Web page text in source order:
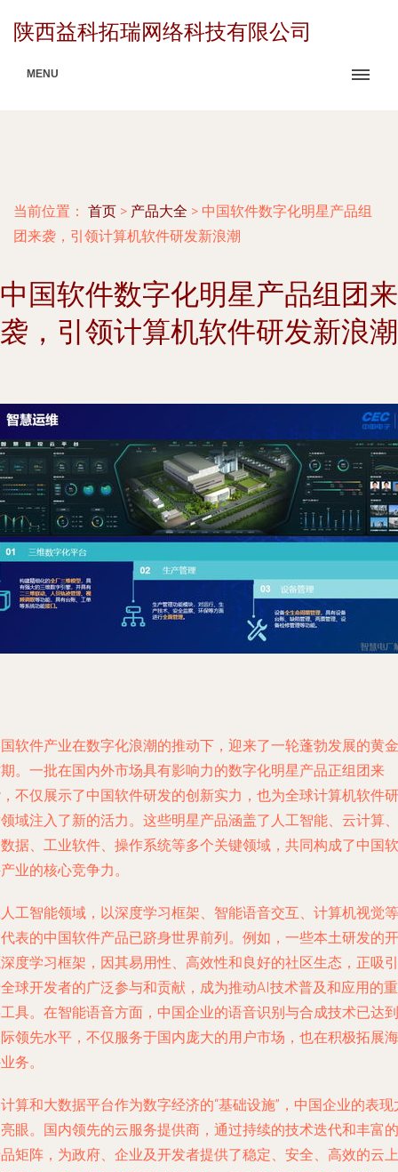
陕西益科拓瑞网络科技有限公司
MENU
当前位置： 首页 > 产品大全 > 中国软件数字化明星产品组
团来袭，引领计算机软件研发新浪潮
中国软件数字化明星产品组团来
袭，引领计算机软件研发新浪潮
软件产业在数字化浪潮的推动下，迎来了一轮蓬勃发展的黄金
。一批在国内外市场具有影响力的数字化明星产品正组团来
不仅展示了中国软件研发的创新实力，也为全球计算机软件研
域注入了新的活力。这些明星产品涵盖了人工智能、云计算、
据、工业软件、操作系统等多个关键领域，共同构成了中国软
业的核心竞争力。
工智能领域，以深度学习框架、智能语音交互、计算机视觉等
表的中国软件产品已跻身世界前列。例如，一些本土研发的开
度学习框架，因其易用性、高效性和良好的社区生态，正吸引
球开发者的广泛参与和贡献，成为推动AI技术普及和应用的重
具。在智能语音方面，中国企业的语音识别与合成技术已达到
领先水平，不仅服务于国内庞大的用户市场，也在积极拓展海
务。
算和大数据平台作为数字经济的“基础设施”，中国企业的表现
眼。国内领先的云服务提供商，通过持续的技术迭代和丰富的
矩阵，为政府、企业及开发者提供了稳定、安全、高效的云上